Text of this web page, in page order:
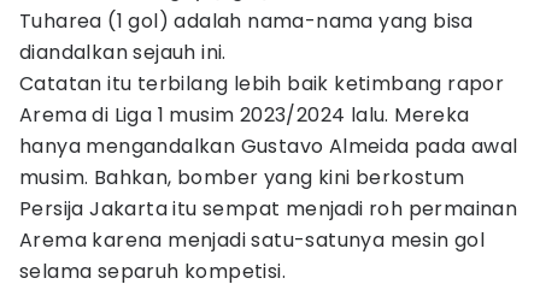
Tuharea (1 gol) adalah nama-nama yang bisa
diandalkan sejauh ini.
Catatan itu terbilang lebih baik ketimbang rapor
Arema di Liga 1 musim 2023/2024 lalu. Mereka
hanya mengandalkan Gustavo Almeida pada awal
musim. Bahkan, bomber yang kini berkostum
Persija Jakarta itu sempat menjadi roh permainan
Arema karena menjadi satu-satunya mesin gol
selama separuh kompetisi.